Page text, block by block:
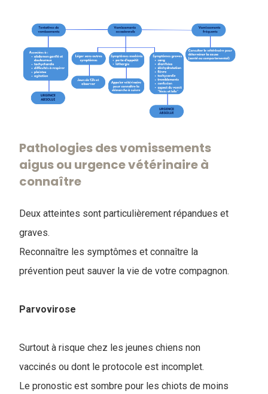
Pathologies des vomissements
aigus ou urgence vétérinaire à
connaître
Deux atteintes sont particulièrement répandues et
graves.
Reconnaître les symptômes et connaître la
prévention peut sauver la vie de votre compagnon.
Parvovirose
Surtout à risque chez les jeunes chiens non
vaccinés ou dont le protocole est incomplet.
Le pronostic est sombre pour les chiots de moins